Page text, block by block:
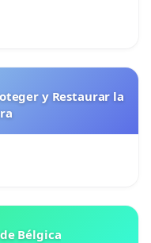
y Restaurar la
Bélgica